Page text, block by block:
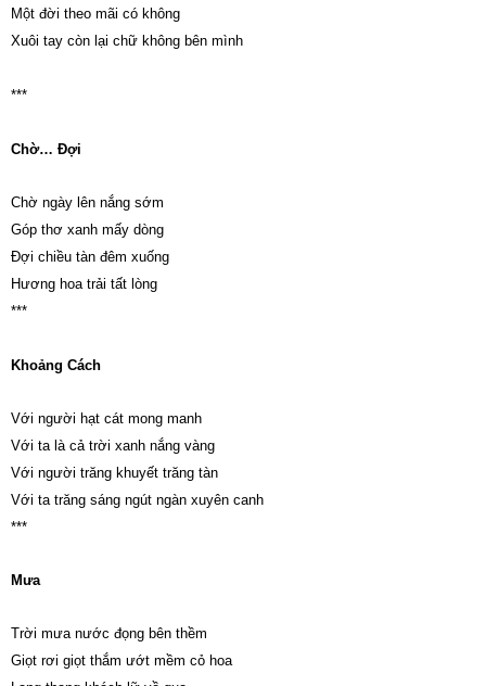
Một đời theo mãi có không
Xuôi tay còn lại chữ không bên mình
***
Chờ… Đợi
Chờ ngày lên nắng sớm
Góp thơ xanh mấy dòng
Đợi chiều tàn đêm xuống
Hương hoa trải tất lòng
***
Khoảng Cách
Với người hạt cát mong manh
Với ta là cả trời xanh nắng vàng
Với người trăng khuyết trăng tàn
Với ta trăng sáng ngút ngàn xuyên canh
***
Mưa
Trời mưa nước đọng bên thềm
Giọt rơi giọt thắm ướt mềm cỏ hoa